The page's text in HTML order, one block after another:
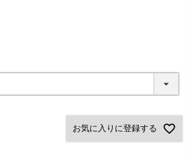
お気に入りに登録する